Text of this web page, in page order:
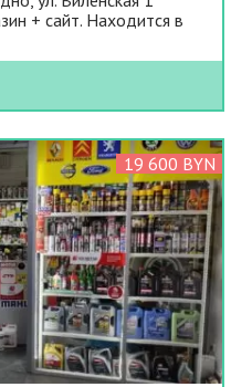
+ сайт. Находится в
19 600 BYN